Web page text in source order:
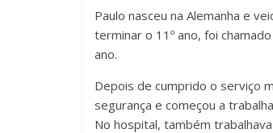
Paulo nasceu na Alemanha e
terminar o 11º ano, foi
ano.
Depois de cumprido o serviço
segurança e começou a
No hospital, também